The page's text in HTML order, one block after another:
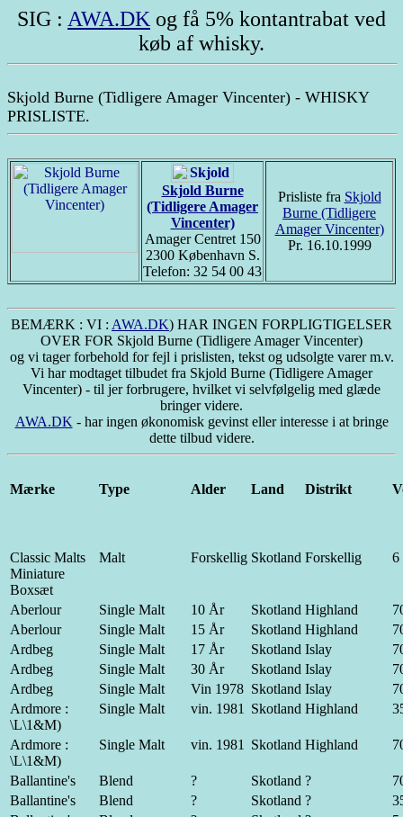
SIG : AWA.DK og få 5% kontantrabat ved
køb af whisky.
Skjold Burne (Tidligere Amager Vincenter) - WHISKY
PRISLISTE.
Skjold Burne
(Tidligere Amager
Vincenter)
Amager Centret 150
2300 København S.
Telefon: 32 54 00 43
Prisliste fra Skjold
Burne (Tidligere
Amager Vincenter)
Pr. 16.10.1999
BEMÆRK : VI : AWA.DK) HAR INGEN FORPLIGTIGELSER
OVER FOR Skjold Burne (Tidligere Amager Vincenter)
og vi tager forbehold for fejl i prislisten, tekst og udsolgte varer m.v.
Vi har modtaget tilbudet fra Skjold Burne (Tidligere Amager
Vincenter) - til jer forbrugere, hvilket vi selvfølgelig med glæde
bringer videre.
AWA.DK - har ingen økonomisk gevinst eller interesse i at bringe
dette tilbud videre.
Mærke Type Alder Land Distrikt
Classic Malts
Miniature
Boxsæt
Malt Forskellig Skotland Forskellig 6
Aberlour Single Malt 10 År Skotland Highland
Aberlour
Single Malt 15 År Skotland Highland
Ardbeg
Single Malt 17 År Skotland Islay
Ardbeg
Single Malt 30 År Skotland Islay
Ardbeg
Single Malt Vin 1978 Skotland Islay
Ardmore :
\L\1&M)
Single Malt vin. 1981 Skotland Highland
Ardmore :
\L\1&M)
Single Malt vin. 1981 Skotland Highland
Ballantine's Blend ? Skotland ?
Ballantine's
Blend ? Skotland ?